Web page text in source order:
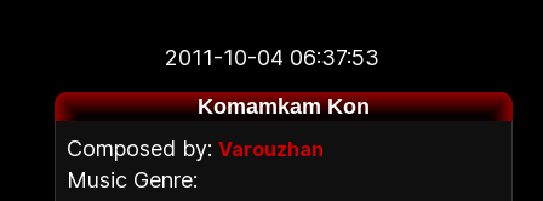
2011-10-04 06:37:53
Komamkam Kon
Composed by: Varouzhan
Music Genre: